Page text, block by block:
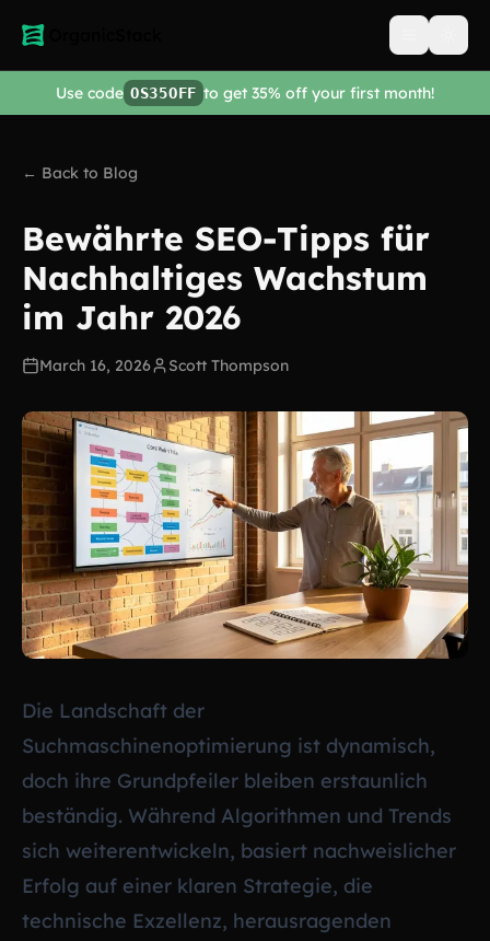
Open
Use code OS35OFF to get 35% off your first month!
← Back to Blog
Bewährte SEO-Tipps für
Nachhaltiges Wachstum
im Jahr 2026
March 16, 2026 Scott Thompson
Die Landschaft der
Suchmaschinenoptimierung ist dynamisch,
doch ihre Grundpfeiler bleiben erstaunlich
beständig. Während Algorithmen und Trends
sich weiterentwickeln, basiert nachweislicher
Erfolg auf einer klaren Strategie, die
technische Exzellenz, herausragenden